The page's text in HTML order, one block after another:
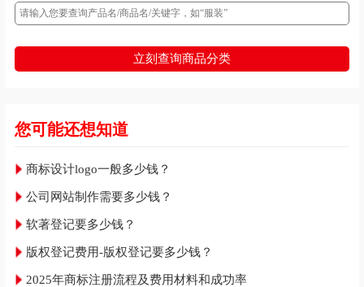
立刻查询商品分类
您可能还想知道
商标设计logo一般多少钱？
公司网站制作需要多少钱？
软著登记要多少钱？
版权登记费用-版权登记要多少钱？
2025年商标注册流程及费用材料和成功率